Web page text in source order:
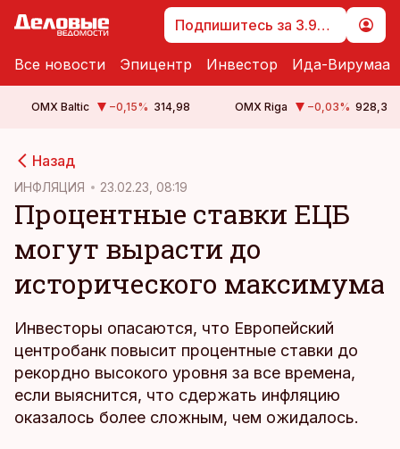
Подпишитесь за 3.99 €
Все новости Эпицентр Инвестор Ида-Вирумаа
OMX Baltic −0,15% 314,98 OMX Riga −0,03% 928,3
Назад
ИНФЛЯЦИЯ 23.02.23, 08:19
Процентные ставки ЕЦБ
могут вырасти до
исторического максимума
Инвесторы опасаются, что Европейский
центробанк повысит процентные ставки до
рекордно высокого уровня за все времена,
если выяснится, что сдержать инфляцию
оказалось более сложным, чем ожидалось.